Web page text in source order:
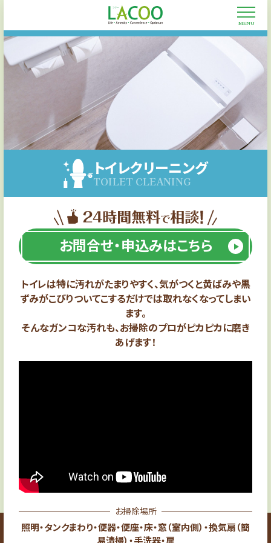
CLOSE
MENU
トイレクリーニング
TOILET CLEANING
お問合せ・申込みはこちら
トイレは特に汚れがたまりやすく、気がつくと黄ばみや黒
ずみがこびりついてこするだけでは取れなくなってしまい
ます。
そんなガンコな汚れも、お掃除のプロがピカピカに磨き
あげます！
お掃除場所
照明・タンクまわり・便器・便座・床・窓（室内側）・換気扇（簡